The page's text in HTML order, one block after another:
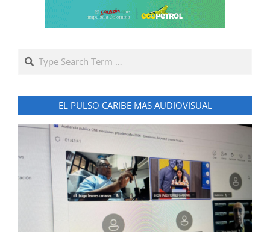
Search
EL PULSO CARIBE MAS AUDIOVISUAL